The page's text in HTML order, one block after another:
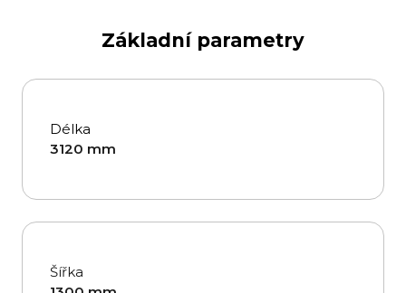
Základní parametry
Délka
3120 mm
Šířka